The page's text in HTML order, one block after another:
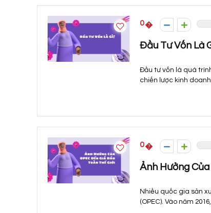
0
Đầu Tư Vốn Là
Đầu tư vốn là quá
chiến lược kinh
0
Ảnh Hưởng
Nhiều quốc gia sản
(OPEC). Vào năm